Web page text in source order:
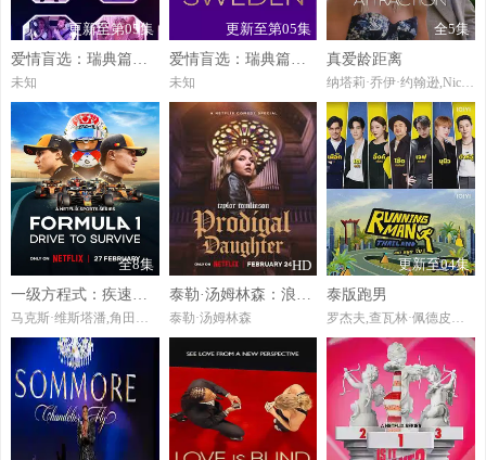
更新至第05集
爱情盲选：瑞典篇第三季
未知
更新至第05集
爱情盲选：瑞典篇第3季
未知
全5集
真爱龄距离
纳塔莉·乔伊·约翰逊,Nick,Viall
全8集
马克斯·维斯塔潘,角田裕毅
HD
泰勒·汤姆林森
更新至04集
泰版跑男
罗杰夫,查瓦林·佩德皮里亚旺,李永钦,皮塔亚·萨丘安,塔湾·维弘可塔纳,瓦伦托恩·帕奥尼尔,平贲·帕尼同通隆,DJPuaek